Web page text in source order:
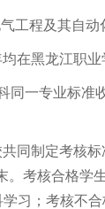
工程及其自动
在黑龙江职业
同一专业标准
同制定考核
。考核合格学
习；考核不